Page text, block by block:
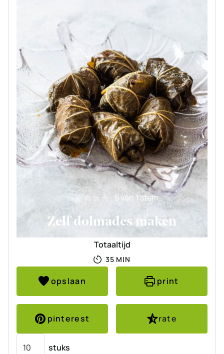
5 van 1 stem
Zelf dolmades maken
Totaaltijd
35MINUTEN
MIN
opslaan print
pinterest
rate
stuks